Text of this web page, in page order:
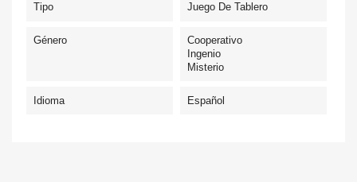
Tipo Juego De Tablero
Género
Cooperativo
Ingenio
Misterio
Idioma Español